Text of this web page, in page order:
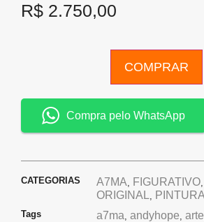
R$ 2.750,00
COMPRAR
Compra pelo WhatsApp
CATEGORIAS A7MA, FIGURATIVO,
ORIGINAL, PINTURA
Tags a7ma, andyhope, arte